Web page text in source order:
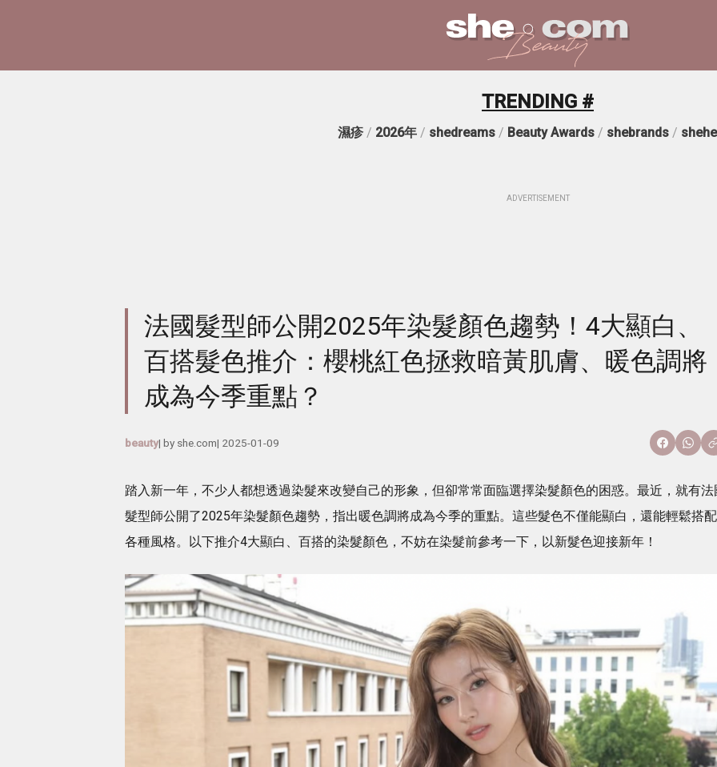
TRENDING #
濕疹/ 2026年/ shedreams/ Beauty Awards/ shebrands/
ADVERTISEMENT
法國髮型師公開2025年染髮顏色趨勢！4大顯白、
百搭髮色推介：櫻桃紅色拯救暗黃肌膚、暖色調將
成為今季重點？
beauty| by she.com| 2025-01-09
踏入新一年，不少人都想透過染髮來改變自己的形象，但卻常常面臨選擇染髮顏色的困惑。最近，就有法
髮型師公開了2025年染髮顏色趨勢，指出暖色調將成為今季的重點。這些髮色不僅能顯白，還能輕鬆搭配
各種風格。以下推介4大顯白、百搭的染髮顏色，不妨在染髮前參考一下，以新髮色迎接新年！